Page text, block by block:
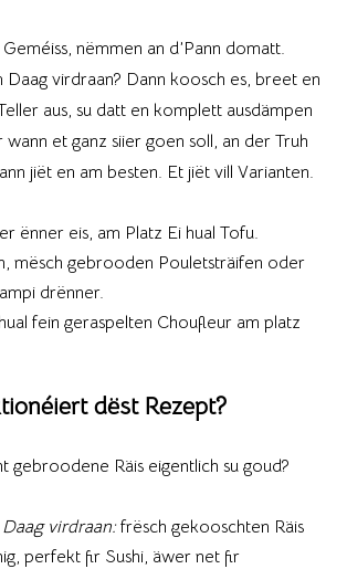
nëmmen an d’Pann domatt.
Daag virdraan? Dann koosch es, breet en
aus, su datt en komplett ausdämpen
et ganz siier goen soll, an der Truh
jiët en am besten. Et jiët vill Varianten.
ënner eis, am Platz Ei hual Tofu.
mësch gebrooden Pouletsträifen oder
drënner.
fein geraspelten Choufleur am platz
dëst Rezept?
gebroodene Räis eigentlich su goud?
Daag virdraan:frësch gekooschten Räis
perfekt fir Sushi, äwer net fir